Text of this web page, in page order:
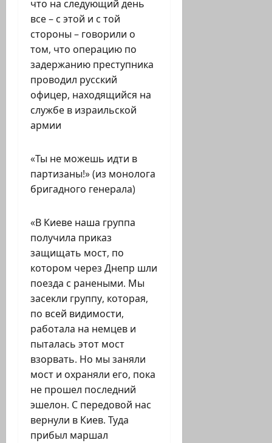
что на следующий день
все – с этой и с той
стороны – говорили о
том, что операцию по
задержанию преступника
проводил русский
офицер, находящийся на
службе в израильской
армии
«Ты не можешь идти в
партизаны!» (из монолога
бригадного генерала)
«В Киеве наша группа
получила приказ
защищать мост, по
котором через Днепр шли
поезда с ранеными. Мы
засекли группу, которая,
по всей видимости,
работала на немцев и
пыталась этот мост
взорвать. Но мы заняли
мост и охраняли его, пока
не прошел последний
эшелон. С передовой нас
вернули в Киев. Туда
прибыл маршал